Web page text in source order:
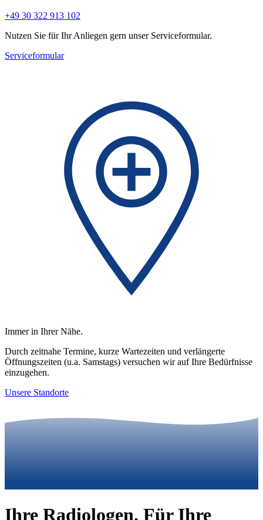
+49 30 322 913 102
Nutzen Sie für Ihr Anliegen gern unser Serviceformular.
Serviceformular
Immer in Ihrer Nähe.
Durch zeitnahe Termine, kurze Wartezeiten und verlängerte
Öffnungszeiten (u.a. Samstags) versuchen wir auf Ihre Bedürfnisse
einzugehen.
Unsere Standorte
Ihre Radiologen. Für Ihre